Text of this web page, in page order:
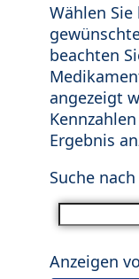
Wählen
beachten
angezeigt
Ergebnis
Suche
Anzeigen